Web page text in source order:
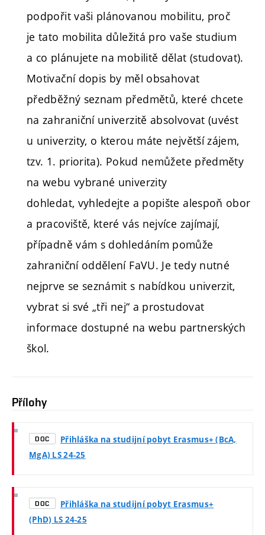
podpořit vaši plánovanou mobilitu, proč
je tato mobilita důležitá pro vaše studium
a co plánujete na mobilitě dělat (studovat).
Motivační dopis by měl obsahovat
předběžný seznam předmětů, které chcete
na zahraniční univerzitě absolvovat (uvést
u univerzity, o kterou máte největší zájem,
tzv. 1. priorita). Pokud nemůžete předměty
na webu vybrané univerzity
dohledat, vyhledejte a popište alespoň obor
a pracoviště, které vás nejvíce zajímají,
případně vám s dohledáním pomůže
zahraniční oddělení FaVU. Je tedy nutné
nejprve se seznámit s nabídkou univerzit,
vybrat si své „tři nej“ a prostudovat
informace dostupné na webu partnerských
škol.
Přílohy
DOC
Přihláška na studijní pobyt Erasmus+ (BcA,
MgA) LS 24-25
DOC
Přihláška na studijní pobyt Erasmus+
(PhD) LS 24-25